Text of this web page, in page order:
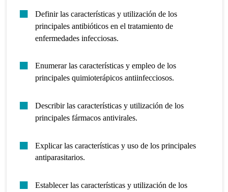
Definir las características y utilización de los
principales antibióticos en el tratamiento de
enfermedades infecciosas.
Enumerar las características y empleo de los
principales quimioterápicos antiinfecciosos.
Describir las características y utilización de los
principales fármacos antivirales.
Explicar las características y uso de los principales
antiparasitarios.
Establecer las características y utilización de los